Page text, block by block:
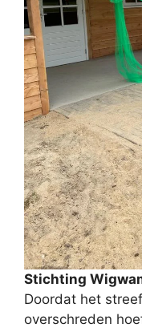
Stichting
Doordat het
overschreden